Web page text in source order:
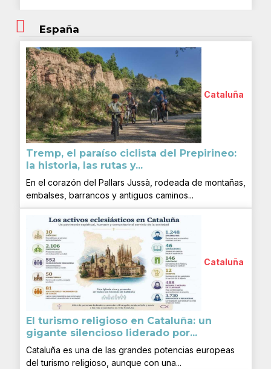
España
Cataluña
Tremp, el paraíso ciclista del Prepirineo:
la historia, las rutas y...
En el corazón del Pallars Jussà, rodeada de montañas,
embalses, barrancos y antiguos caminos...
Cataluña
El turismo religioso en Cataluña: un
gigante silencioso liderado por...
Cataluña es una de las grandes potencias europeas
del turismo religioso, aunque con una...